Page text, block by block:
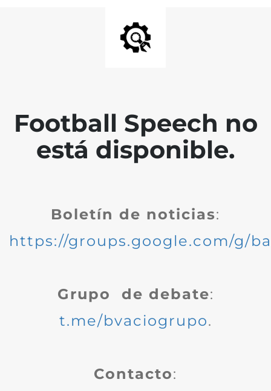
Football Speech no
está disponible.
Boletín de noticias:
https://groups.google.com/g/
Grupo de debate:
t.me/bvaciogrupo.
Contacto: